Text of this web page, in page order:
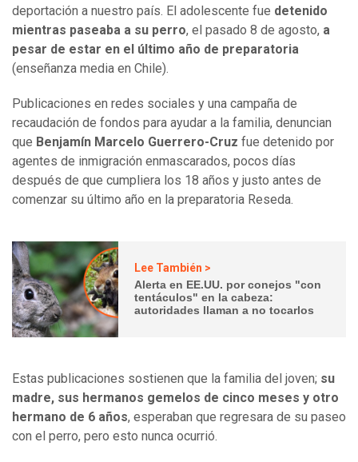
deportación a nuestro país. El adolescente fue detenido
mientras paseaba a su perro, el pasado 8 de agosto, a
pesar de estar en el último año de preparatoria
(enseñanza media en Chile).
Publicaciones en redes sociales y una campaña de
recaudación de fondos para ayudar a la familia, denuncian
que Benjamín Marcelo Guerrero-Cruz fue detenido por
agentes de inmigración enmascarados, pocos días
después de que cumpliera los 18 años y justo antes de
comenzar su último año en la preparatoria Reseda.
Lee También >
Alerta en EE.UU. por conejos "con
tentáculos" en la cabeza:
autoridades llaman a no tocarlos
Estas publicaciones sostienen que la familia del joven; su
madre, sus hermanos gemelos de cinco meses y otro
hermano de 6 años, esperaban que regresara de su paseo
con el perro, pero esto nunca ocurrió.